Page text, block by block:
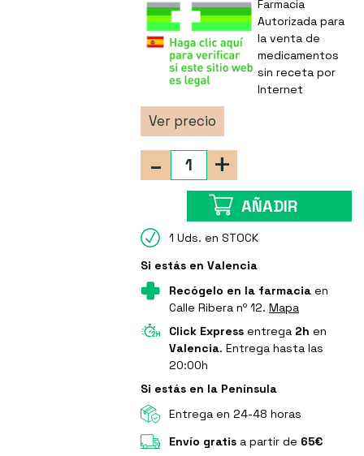
Farmacia
Autorizada para
la venta de
medicamentos
sin receta por
Internet
Ver precio
+
-
AÑADIR
1 Uds. en STOCK
Si estás en Valencia
Recógelo en la farmacia en
Calle Ribera nº 12. Mapa
Click Express entrega 2h en
Valencia. Entrega hasta las
20:00h
Si estás en la Península
Entrega en 24-48 horas
Envío gratis a partir de 65€